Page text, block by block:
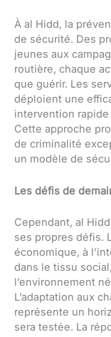
À al Hidd, la
de sécurité. Des
jeunes aux
routière, chaque
que guérir. Les
déploient une
intervention
Cette approche
de criminalité
un modèle de
Les défis de
Cependant, al
ses propres défis.
économique, à
dans le tissu
l’environnement
L’adaptation aux
représente un
sera testée. La